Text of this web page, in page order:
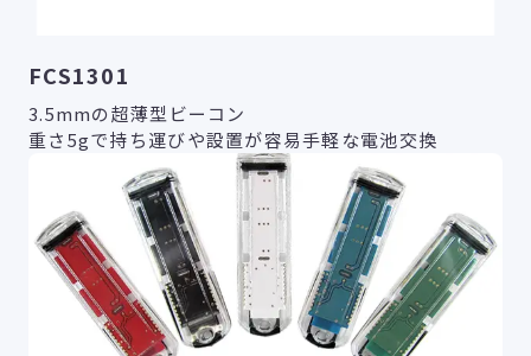
FCS1301
3.5mmの超薄型ビーコン
重さ5gで持ち運びや設置が容易手軽な電池交換